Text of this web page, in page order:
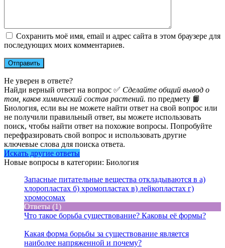
Сохранить моё имя, email и адрес сайта в этом браузере для
последующих моих комментариев.
Не уверен в ответе?
Найди верный ответ на вопрос ✅ Сделайте общий вывод о
том, каков химический состав растений. по предмету 📙
Биология, если вы не можете найти ответ на свой вопрос или
не получили правильный ответ, вы можете использовать
поиск, чтобы найти ответ на похожие вопросы. Попробуйте
перефразировать свой вопрос и использовать другие
ключевые слова для поиска ответа.
Искать другие ответы
Новые вопросы в категории: Биология
Запасные питательные вещества откладываются в а)
хлоропластах б) хромопластах в) лейкопластах г)
хромосомах
Ответы (1)
Что такое борьба существование? Каковы её формы?
Какая форма борьбы за существование является
наиболее напряженной и почему?